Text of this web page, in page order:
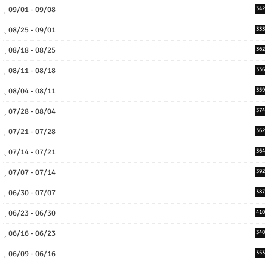
09/01 - 09/08 342
08/25 - 09/01 333
08/18 - 08/25 362
08/11 - 08/18 336
08/04 - 08/11 359
07/28 - 08/04 374
07/21 - 07/28 362
07/14 - 07/21 364
07/07 - 07/14 392
06/30 - 07/07 387
06/23 - 06/30 410
06/16 - 06/23 340
06/09 - 06/16 353